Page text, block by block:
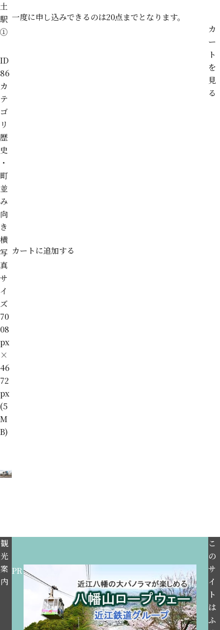
土
駅
①
ID
86
カ
テ
ゴ
リ
歴
史
・
町
並
み
向
き
横
写
真
サ
イ
ズ
70
08
px
×
46
72
px
(5
M
B)
一度に申し込みできるのは20点までとなります。
カートに追加する
カ
ー
ト
を
見
る
観
光
案
内
PR
こ
の
サ
イ
ト
は
ふ